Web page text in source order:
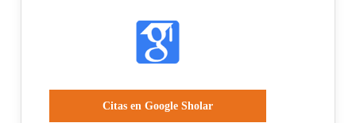
Citas en Google Sholar